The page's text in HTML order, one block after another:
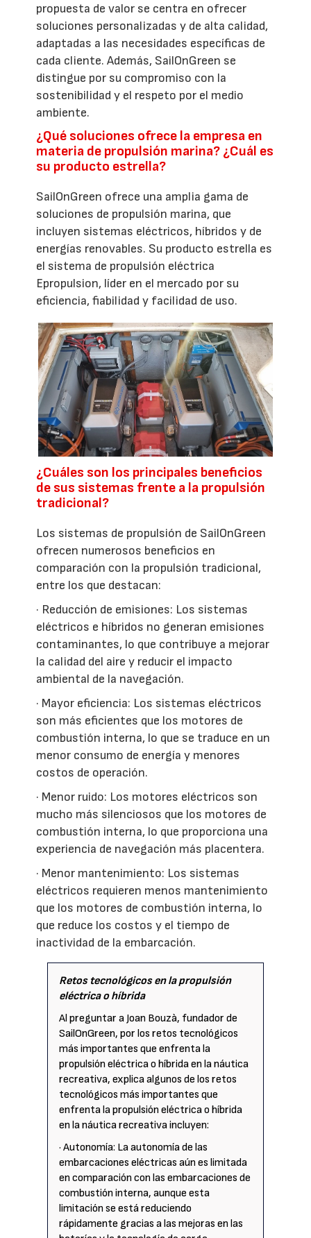
propuesta de valor se centra en ofrecer
soluciones personalizadas y de alta calidad,
adaptadas a las necesidades específicas de
cada cliente. Además, SailOnGreen se
distingue por su compromiso con la
sostenibilidad y el respeto por el medio
ambiente.
¿Qué soluciones ofrece la empresa en
materia de propulsión marina? ¿Cuál es
su producto estrella?
SailOnGreen ofrece una amplia gama de
soluciones de propulsión marina, que
incluyen sistemas eléctricos, híbridos y de
energías renovables. Su producto estrella es
el sistema de propulsión eléctrica
Epropulsion, líder en el mercado por su
eficiencia, fiabilidad y facilidad de uso.
¿Cuáles son los principales beneficios
de sus sistemas frente a la propulsión
tradicional?
Los sistemas de propulsión de SailOnGreen
ofrecen numerosos beneficios en
comparación con la propulsión tradicional,
entre los que destacan:
· Reducción de emisiones: Los sistemas
eléctricos e híbridos no generan emisiones
contaminantes, lo que contribuye a mejorar
la calidad del aire y reducir el impacto
ambiental de la navegación.
· Mayor eficiencia: Los sistemas eléctricos
son más eficientes que los motores de
combustión interna, lo que se traduce en un
menor consumo de energía y menores
costos de operación.
· Menor ruido: Los motores eléctricos son
mucho más silenciosos que los motores de
combustión interna, lo que proporciona una
experiencia de navegación más placentera.
· Menor mantenimiento: Los sistemas
eléctricos requieren menos mantenimiento
que los motores de combustión interna, lo
que reduce los costos y el tiempo de
inactividad de la embarcación.
Retos tecnológicos en la propulsión
eléctrica o híbrida
Al preguntar a Joan Bouzà, fundador de
SailOnGreen, por los retos tecnológicos
más importantes que enfrenta la
propulsión eléctrica o híbrida en la náutica
recreativa, explica algunos de los retos
tecnológicos más importantes que
enfrenta la propulsión eléctrica o híbrida
en la náutica recreativa incluyen:
· Autonomía: La autonomía de las
embarcaciones eléctricas aún es limitada
en comparación con las embarcaciones de
combustión interna, aunque esta
limitación se está reduciendo
rápidamente gracias a las mejoras en las